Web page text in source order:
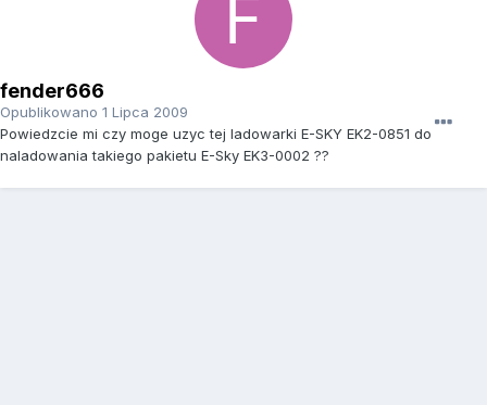
fender666
Opublikowano 1 Lipca 2009
Powiedzcie mi czy moge uzyc tej ladowarki E-SKY EK2-0851 do
naladowania takiego pakietu E-Sky EK3-0002 ??